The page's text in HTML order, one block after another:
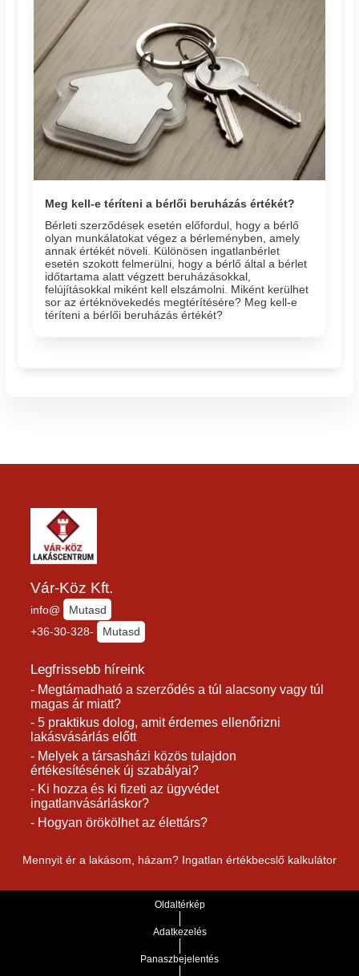
Meg kell-e téríteni a bérlői beruházás értékét?
Bérleti szerződések esetén előfordul, hogy a bérlő
olyan munkálatokat végez a bérleményben, amely
annak értékét növeli. Különösen ingatlanbérlet
esetén szokott felmerülni, hogy a bérlő által a bérlet
időtartama alatt végzett beruházásokkal,
felújításokkal miként kell elszámolni. Miként kerülhet
sor az értéknövekedés megtérítésére? Meg kell-e
téríteni a bérlői beruházás értékét?
Vár-Köz Kft.
info@
Mutasd
+36-30-328-
Mutasd
Legfrissebb híreink
- Megtámadható a szerződés a túl alacsony vagy túl
magas ár miatt?
- 5 praktikus dolog, amit érdemes ellenőrizni
lakásvásárlás előtt
- Melyek a társasházi közös tulajdon
értékesítésének új szabályai?
- Ki hozza és ki fizeti az ügyvédet
ingatlanvásárláskor?
- Hogyan örökölhet az élettárs?
Mennyit ér a lakásom, házam? Ingatlan értékbecslő kalkulátor
Oldaltérkép
Adatkezelés
Panaszbejelentés